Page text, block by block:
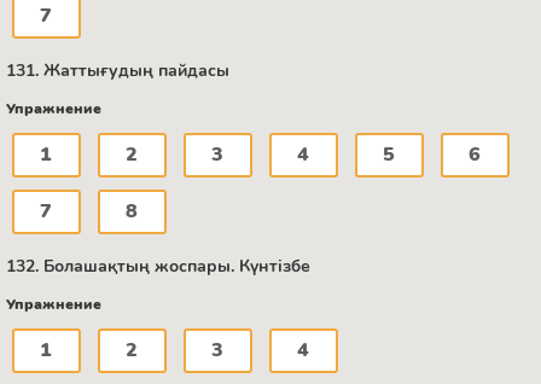
7
131. Жаттығудың пайдасы
Упражнение
1 2 3 4 5 6
7 8
132. Болашақтың жоспары. Күнтізбе
Упражнение
1 2 3 4